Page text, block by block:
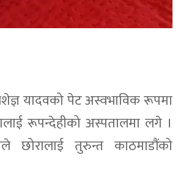
यादवको पेट अस्वभाविक रूपमा
रूपन्देहीको अस्पतालमा लगे ।
छोरालाई तुरुन्त काठमाडौंको